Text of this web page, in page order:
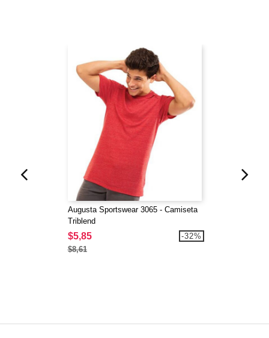
Augusta Sportswear 3065 - Camiseta
Triblend
$5,85
$8,61
-32%